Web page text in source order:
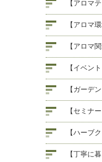
【アロマ
【アロマ
【アロマ関
【イベント
【ガーデン
【セミナ
【ハーブ
【丁寧に